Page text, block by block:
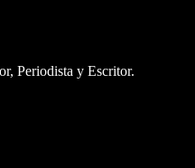
Periodista y Escritor.